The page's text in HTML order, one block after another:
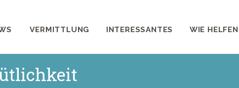
VERMITTLUNG INTERESSANTES WIE HELFEN